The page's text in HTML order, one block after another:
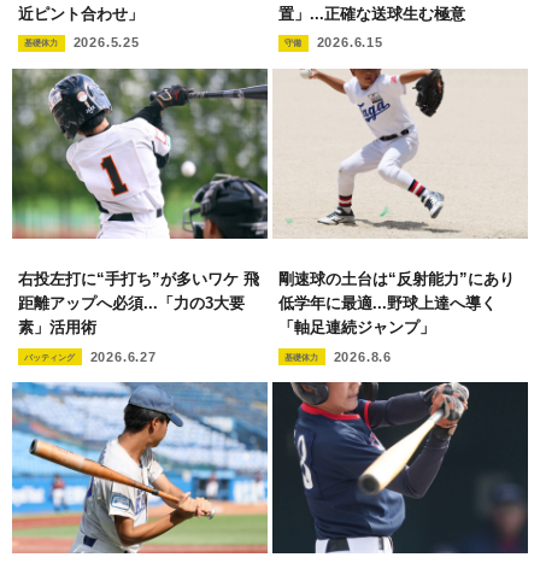
近ピント合わせ」
基礎体力 2026.5.25
置」...正確な送球生む極意
守備 2026.6.15
右投左打に“手打ち”が多いワケ 飛
距離アップへ必須...「力の3大要
素」活用術
バッティング 2026.6.27
剛速球の土台は“反射能力”にあり
低学年に最適...野球上達へ導く
「軸足連続ジャンプ」
基礎体力 2026.8.6